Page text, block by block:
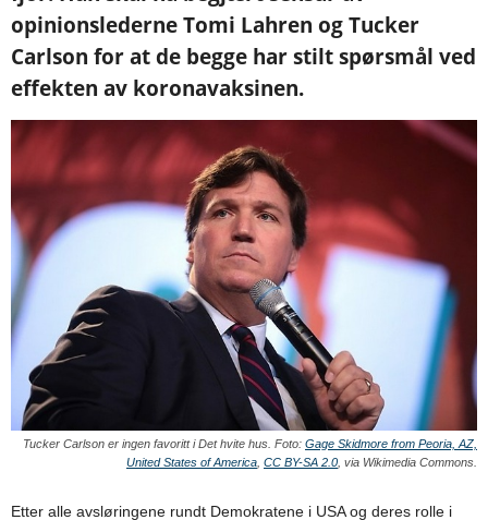
opinionslederne Tomi Lahren og Tucker
Carlson for at de begge har stilt spørsmål ved
effekten av koronavaksinen.
Tucker Carlson er ingen favoritt i Det hvite hus. Foto: Gage Skidmore from Peoria, AZ,
United States of America CC BY-SA 2.0 , via Wikimedia Commons.
Etter alle avsløringene rundt Demokratene i USA og deres rolle i